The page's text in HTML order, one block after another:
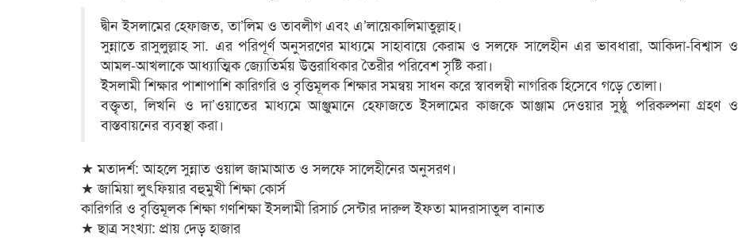
দ্বীন ইসলামের হেফাজত, তা’লিম ও তাবলীগ এবং এ’লায়েকালিমাতুল্লাহ।
সুন্নাতে রাসুলুল্লাহ সা. এর পরিপূর্ণ অনুসরণের মাধ্যমে সাহাবায়ে কেরাম ও সলফে সালেহীন এর ভাবধারা, আকিদা-বিশ্বাস ও
আমল-আখলাকে আধ্যাত্মিক জ্যোতির্ময় উত্তরাধিকার তৈরীর পরিবেশ সৃষ্টি করা।
ইসলামী শিক্ষার পাশাপাশি কারিগরি ও বৃত্তিমূলক শিক্ষার সমন্বয় সাধন করে স্বাবলম্বী নাগরিক হিসেবে গড়ে তোলা।
বক্তৃতা, লিখনি ও দা’ওয়াতের মাধ্যমে আঞ্জুমানে হেফাজতে ইসলামের কাজকে আঞ্জাম দেওয়ার সুষ্ঠু পরিকল্পনা গ্রহণ ও
বাস্তবায়নের ব্যবস্থা করা।
★ মতাদর্শ: আহলে সুন্নাত ওয়াল জামাআত ও সলফে সালেহীনের অনুসরণ।
★ জামিয়া লুৎফিয়ার বহুমুখী শিক্ষা কোর্স
কারিগরি ও বৃত্তিমূলক শিক্ষা গণশিক্ষা ইসলামী রিসার্চ সেন্টার দারুল ইফতা মাদরাসাতুল বানাত
★ ছাত্র সংখ্যা: প্রায় দেড় হাজার